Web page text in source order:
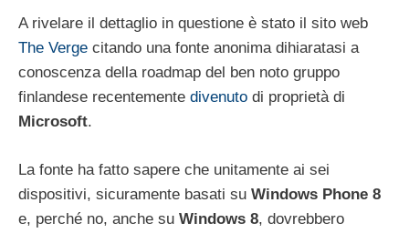
A rivelare il dettaglio in questione è stato il sito web
The Verge citando una fonte anonima dihiaratasi a
conoscenza della roadmap del ben noto gruppo
finlandese recentemente divenuto di proprietà di
Microsoft.
La fonte ha fatto sapere che unitamente ai sei
dispositivi, sicuramente basati su Windows Phone 8
e, perché no, anche su Windows 8, dovrebbero